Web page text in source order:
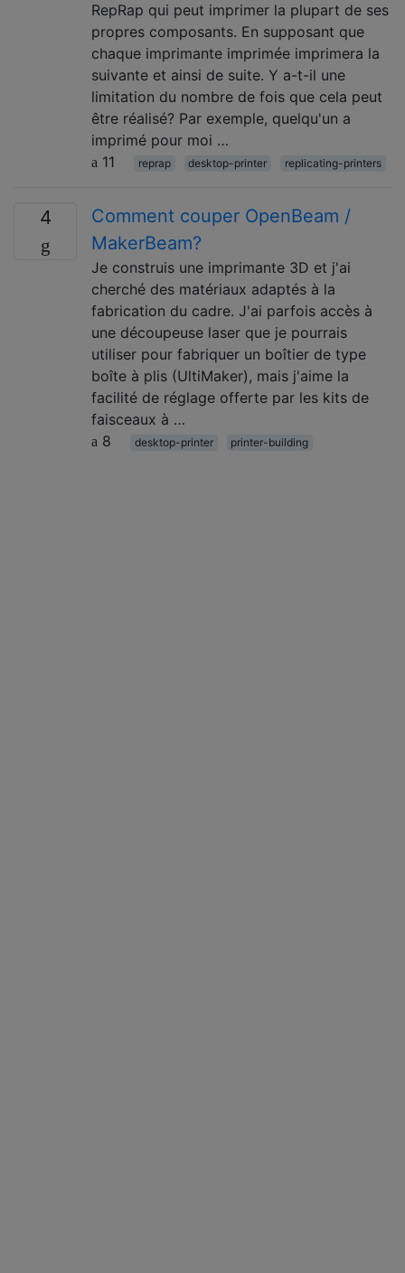
RepRap qui peut imprimer la plupart de ses
propres composants. En supposant que
chaque imprimante imprimée imprimera la
suivante et ainsi de suite. Y a-t-il une
limitation du nombre de fois que cela peut
être réalisé? Par exemple, quelqu'un a
imprimé pour moi …
11
reprap desktop-printer replicating-printers
4
Comment couper OpenBeam /
MakerBeam?
Je construis une imprimante 3D et j'ai
cherché des matériaux adaptés à la
fabrication du cadre. J'ai parfois accès à
une découpeuse laser que je pourrais
utiliser pour fabriquer un boîtier de type
boîte à plis (UltiMaker), mais j'aime la
facilité de réglage offerte par les kits de
faisceaux à …
8
desktop-printer printer-building